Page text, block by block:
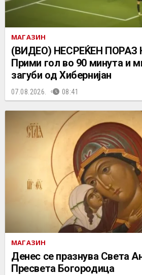
МАГАЗИН
(ВИДЕО) НЕСРЕЌЕН
Прими гол во 90 минута и
загуби од Хибернијан
07.08.2026. 08:41
МАГАЗИН
Денес се празнува Света
Пресвета Богородица